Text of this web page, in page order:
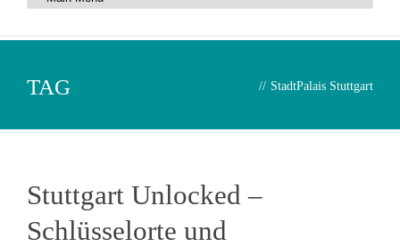
TAG // StadtPalais Stuttgart
Stuttgart Unlocked –
Schlüsselorte und